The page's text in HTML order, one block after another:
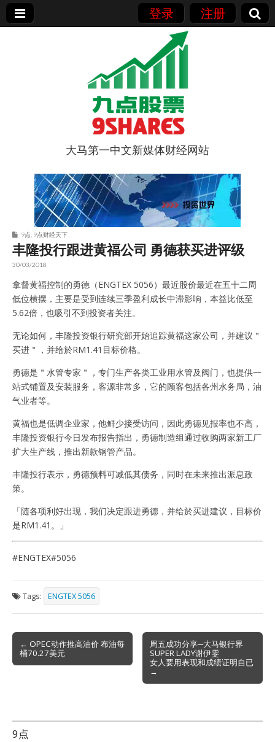
登录 注册
9点股票
大马第一中文新媒体财经网站
9点 9点财经天下
丰隆投行跟进黄福公司 勇德获买进评级
30/03/2018
拿督黄福控制的勇德（ENGTEX 5056）最近股价最近在五十二周
低位横摆，主要是受到连续三季盈利成长中滞影响，本益比低至
5.62倍，也吸引不到投资者关注。
无论如何，丰隆投资银行研究部开始追踪黄福这家公司，并建议＂
买进＂，并给於RM1.41目标价格。
勇德是＂水管专家＂，专门生产各类工业用水管及阀门，也提供一
站式铺置及安装服务，客源非常多，它的顾客包括各州水务局，油
气业者等。
黄福也是低调企业家，他鲜少接受访问，因此勇德见报率也不高，
丰隆投资银行今日发布报告指出，勇德制造组通过收购两家新工厂
扩大生产线，推出新款钢管产品。
丰隆投行表示，勇德预料可减低其债务，同时在未来推出派息政
策。
「随各项利好出现，我们决定跟进勇德，并给於买进建议，目标价
是RM1.41。」
#ENGTEX#5056
Tags: ENGTEX 5056
Post
navigation
← OPEC动作推高油价 布油每
桶70.27美元
周五成功分享─大马银行界
SUPER LADY谢伊雯
女人要用表现和成绩证明自已
→
9点